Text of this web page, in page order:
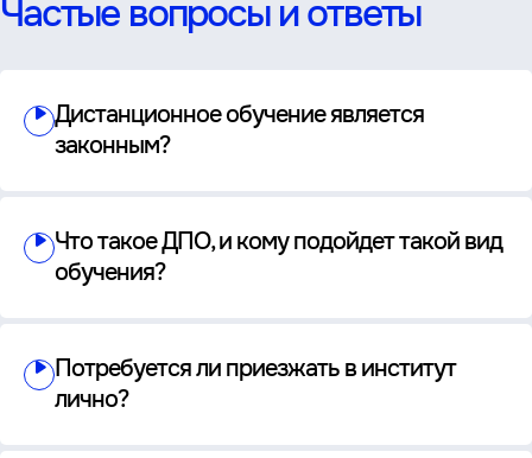
Частые вопросы и ответы
Дистанционное обучение является
законным?
Что такое ДПО, и кому подойдет такой вид
обучения?
Потребуется ли приезжать в институт
лично?